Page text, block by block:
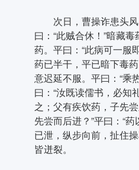
次日，曹操诈患头风
曰：“此贼合休！”暗藏
药。平曰：“此病可一服
药已半干，平已暗下毒
意迟延不服。平曰：“乘
曰：“汝既读儒书，必知
之；父有疾饮药，子先
先尝而后进？”平曰：“
已泄，纵步向前，扯住
皆迸裂。